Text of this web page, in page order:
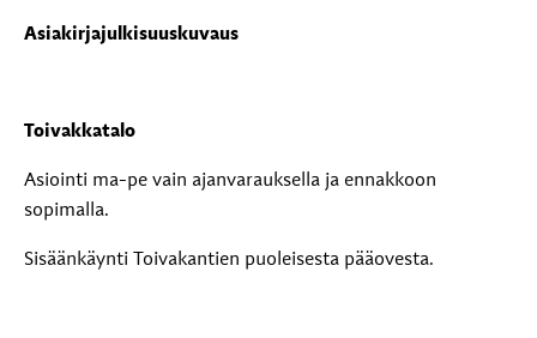
Asiakirjajulkisuuskuvaus
Toivakkatalo
Asiointi ma-pe vain ajanvarauksella ja ennakkoon
sopimalla.
Sisäänkäynti Toivakantien puoleisesta pääovesta.